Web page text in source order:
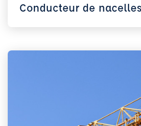
Conducteur de nacelles